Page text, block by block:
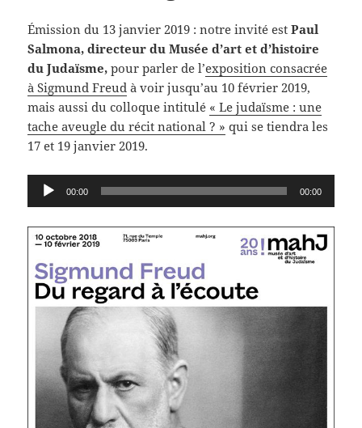
Émission du 13 janvier 2019 : notre invité estPaul
Salmona, directeur du Musée d’art et d’histoire
du Judaïsme, pour parler de l’exposition consacrée
à Sigmund Freud à voir jusqu’au 10 février 2019,
mais aussi du colloque intitulé « Le judaïsme : une
tache aveugle du récit national ? » qui se tiendra les
17 et 19 janvier 2019.
Lecteur
audio
00:00 00:00